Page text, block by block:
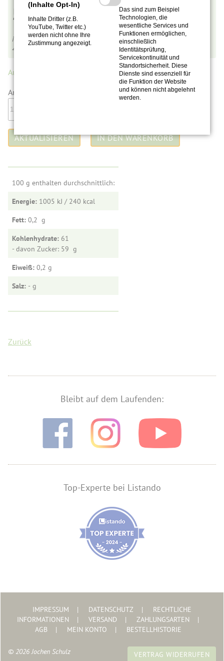
5,90€
inkl. MwSt.,zzgl. Versandkosten
4,92
pro 100 g
Auf Lager.
Anzahl:
100 g enthalten durchschnittlich:
Energie: 1005 kJ / 240
Fett: 0,2
Kohlenhydrate: 61
- davon Zucker: 59
Eiweiß: 0,2
Salz: -
Zurück
Bleibt auf dem Laufenden:
Top-Experte bei Listando
IMPRESSUM DATENSCHUTZ
RECHTLICHE
INFORMATIONEN
VERSAND
ZAHLUNGSARTEN
AGB
MEIN KONTO BESTELLHISTORIE
© 2026 Jochen Schulz VERTRAG WIDERRUFEN
(Inhalte Opt-In)
Inhalte Dritter (z.B.
YouTube, Twitter etc.)
werden nicht ohne Ihre
Zustimmung angezeigt.
Das sind zum Beispiel
Technologien, die
wesentliche Services und
Funktionen ermöglichen,
einschließlich
Identitätsprüfung,
Servicekontinuität und
Standortsicherheit. Diese
Dienste sind essenziell für
die Funktion der Website
und können nicht abgelehnt
werden.